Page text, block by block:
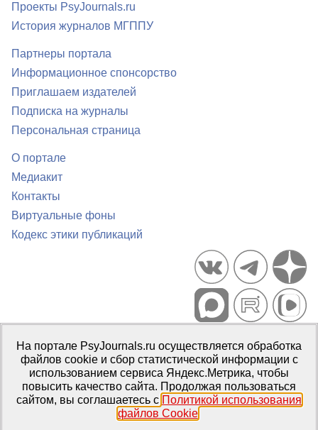
Проекты PsyJournals.ru
История журналов МГППУ
Партнеры портала
Информационное спонсорство
Приглашаем издателей
Подписка на журналы
Персональная страница
О портале
Медиакит
Контакты
Виртуальные фоны
Кодекс этики публикаций
Портал психологических изданий PsyJournals.ru, 2007–2026
Правила использования материалов
Свидетельство регистрации СМИЭл № ФС77-66447 от 14 июля
2016 г.
Издатель: ФГБОУ ВО МГППУ
На портале PsyJournals.ru осуществляется обработка
файлов cookie и сбор статистической информации с
использованием сервиса Яндекс.Метрика, чтобы
повысить качество сайта. Продолжая пользоваться
сайтом, вы соглашаетесь с Политикой использования
файлов Cookie.